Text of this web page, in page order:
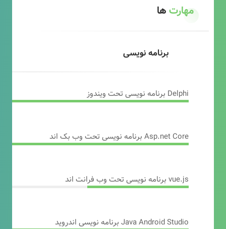
مهارتها
برنامه نویسی
Delphi برنامه نویسی تحت ویندوز
Asp.net Core برنامه نویسی تحت وب بک اند
vue.js برنامه نویسی تحت وب فرانت اند
Java Android Studio برنامه نویسی اندروید